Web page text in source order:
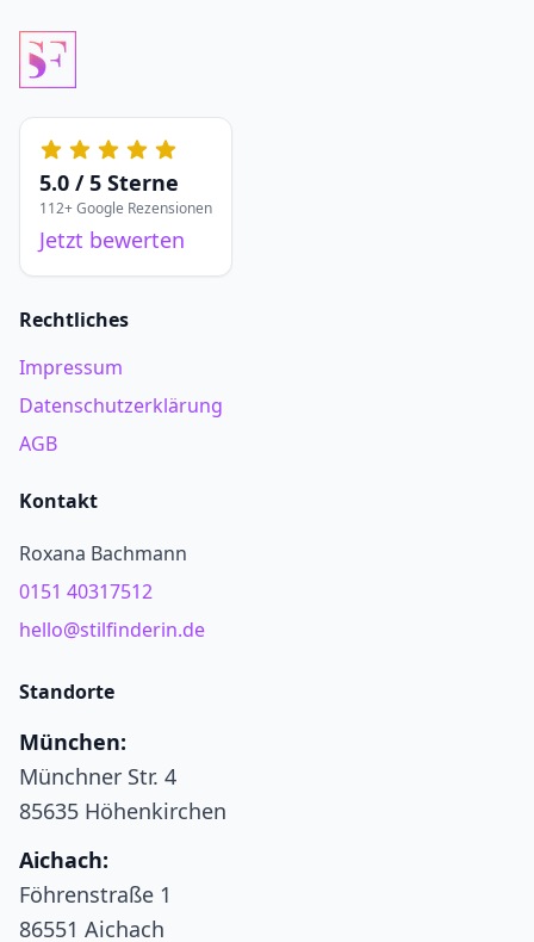
5.0 / 5 Sterne
112+ Google Rezensionen
Jetzt bewerten
Rechtliches
Impressum
Datenschutzerklärung
AGB
Kontakt
Roxana Bachmann
0151 40317512
hello@stilfinderin.de
Standorte
München:
Münchner Str. 4
85635 Höhenkirchen
Aichach:
Föhrenstraße 1
86551 Aichach